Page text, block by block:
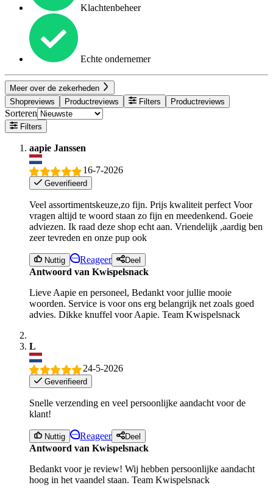
Klachtenbeheer
Echte ondernemer
Meer over de zekerheden
Shopreviews
Productreviews Filters Productreviews
Sorteren
Filters
aapie Janssen
16-7-2026
Geverifieerd
Veel assortimentskeuze,zo fijn. Prijs kwaliteit perfect Voor
vragen altijd te woord staan zo fijn en meedenkend. Goeie
adviezen. Ik raad deze shop echt aan. Vriendelijk ,aardig ben
zeer tevreden en onze pup ook
Nuttig Reageer Deel
Antwoord van Kwispelsnack
Lieve Aapie en personeel, Bedankt voor jullie mooie
woorden. Service is voor ons erg belangrijk net zoals goed
advies. Dikke knuffel voor Aapie. Team Kwispelsnack
L
24-5-2026
Geverifieerd
Snelle verzending en veel persoonlijke aandacht voor de
klant!
Nuttig Reageer Deel
Antwoord van Kwispelsnack
Bedankt voor je review! Wij hebben persoonlijke aandacht
hoog in het vaandel staan. Team Kwispelsnack